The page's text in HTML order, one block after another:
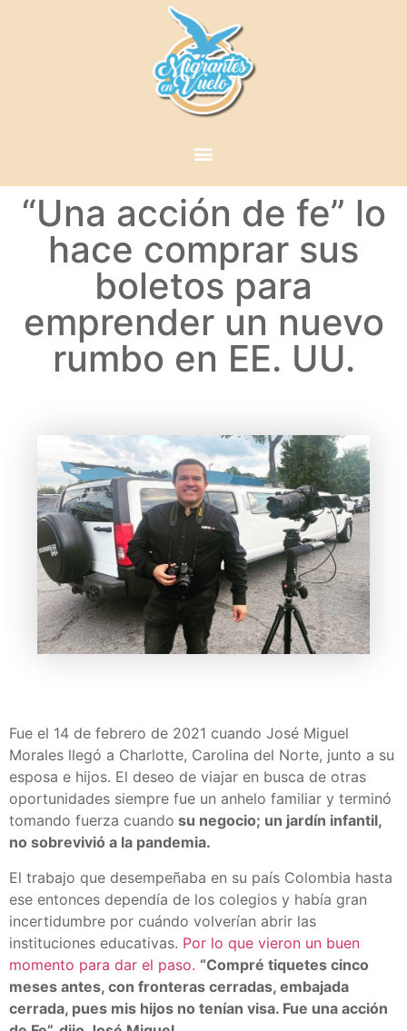
“Una acción de fe” lo
hace comprar sus
boletos para
emprender un nuevo
rumbo en EE. UU.
Fue el 14 de febrero de 2021 cuando José Miguel
Morales llegó a Charlotte, Carolina del Norte, junto a su
esposa e hijos. El deseo de viajar en busca de otras
oportunidades siempre fue un anhelo familiar y terminó
tomando fuerza cuando su negocio; un jardín infantil,
no sobrevivió a la pandemia.
El trabajo que desempeñaba en su país Colombia hasta
ese entonces dependía de los colegios y había gran
incertidumbre por cuándo volverían abrir las
instituciones educativas. Por lo que vieron un buen
momento para dar el paso. “Compré tiquetes cinco
meses antes, con fronteras cerradas, embajada
cerrada, pues mis hijos no tenían visa. Fue una acción